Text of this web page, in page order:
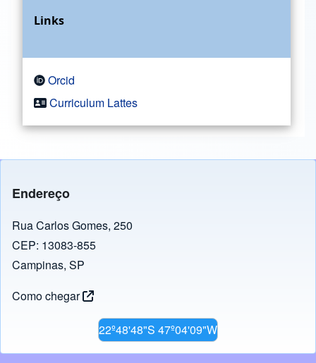
Links
Orcid
Curriculum Lattes
Endereço
Rua Carlos Gomes, 250
CEP: 13083-855
Campinas, SP
Como chegar
22º48'48"S 47º04'09"W